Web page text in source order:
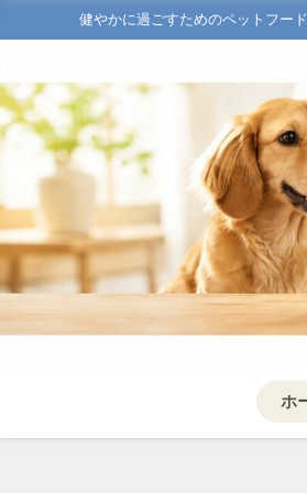
健やかに過ごすためのペットフー
ホ